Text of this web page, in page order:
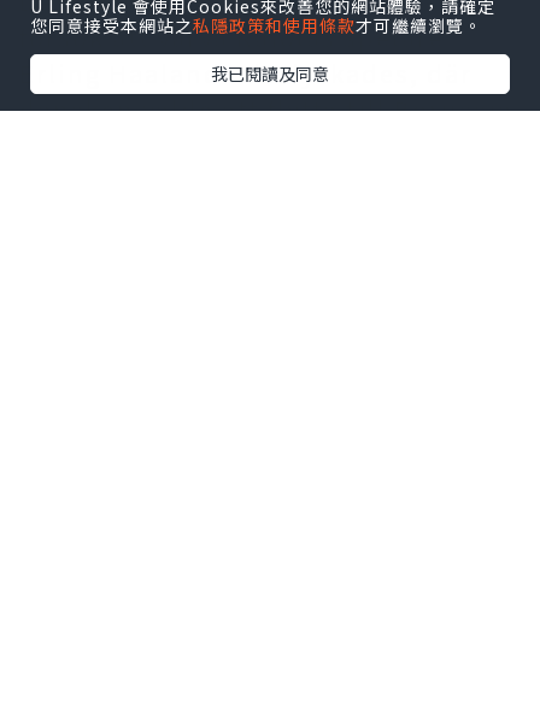
försök att värva Raiolas spelare
Erling Haaland misslyckades, där
dansken valde att flytta till Borussia
U Lifestyle 會使用Cookies來改善您的網站體驗，請確定
您同意接受本網站之私隱政策和使用條款才可繼續瀏覽。
我已閱讀及同意